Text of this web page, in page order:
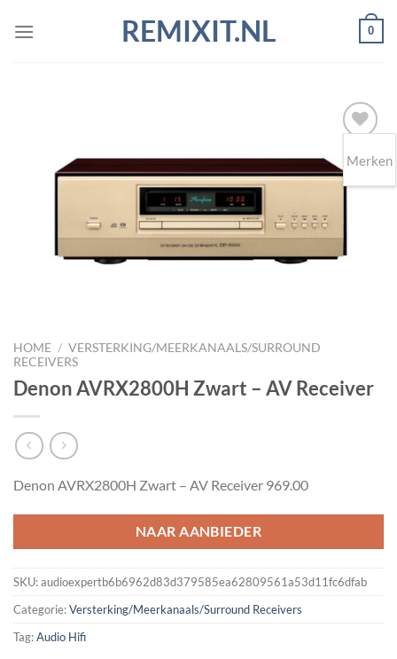
naar
REMIXIT.NL 0
Toevoegen
wenslijst
HOME / VERSTERKING/MEERKANAALS/SURROUND
RECEIVERS
Denon AVRX2800H Zwart – AV Receiver
Denon AVRX2800H Zwart – AV Receiver 969.00
NAAR AANBIEDER
SKU:audioexpertb6b6962d83d379585ea62809561a53d11fc6dfab
Categorie:Versterking/Meerkanaals/Surround Receivers
Tag:Audio Hifi
Merken